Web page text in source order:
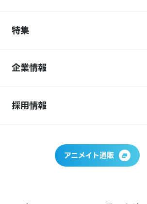
特集
企業情報
採用情報
アニメイト通販